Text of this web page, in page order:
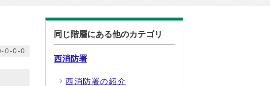
0-0-0
同じ階層にある他のカテゴリ
西消防署
西消防署の紹介